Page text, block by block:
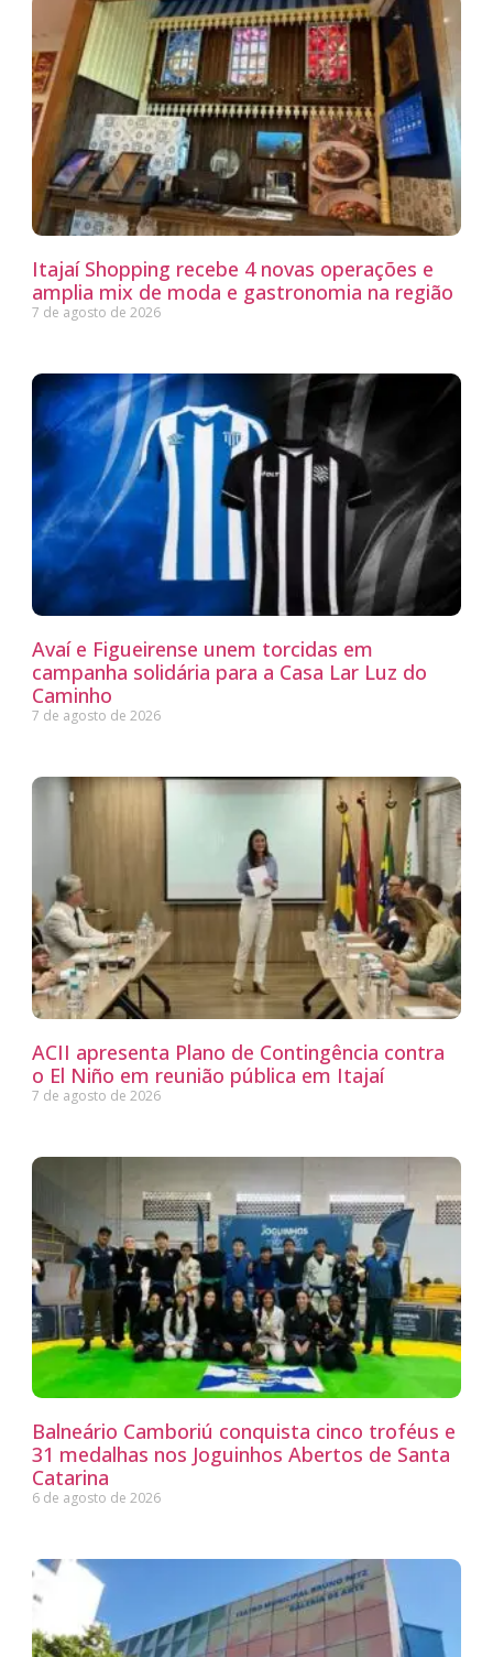
Itajaí Shopping recebe 4 novas operações e
amplia mix de moda e gastronomia na região
7 de agosto de 2026
Avaí e Figueirense unem torcidas em
campanha solidária para a Casa Lar Luz do
Caminho
7 de agosto de 2026
ACII apresenta Plano de Contingência contra
o El Niño em reunião pública em Itajaí
7 de agosto de 2026
Balneário Camboriú conquista cinco troféus e
31 medalhas nos Joguinhos Abertos de Santa
Catarina
6 de agosto de 2026